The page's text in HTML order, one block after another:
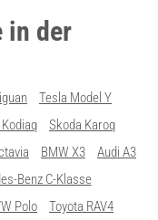
in der
Tesla Model Y
Skoda Karoq
BMW X3
Audi A3
Benz C-Klasse
Polo Toyota RAV4